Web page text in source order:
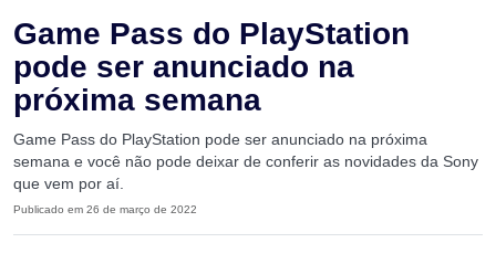
Game Pass do PlayStation
pode ser anunciado na
próxima semana
Game Pass do PlayStation pode ser anunciado na próxima
semana e você não pode deixar de conferir as novidades da Sony
que vem por aí.
Publicado em 26 de março de 2022